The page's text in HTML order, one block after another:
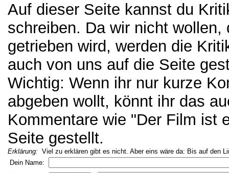
Auf dieser Seite kannst du
schreiben. Da wir nicht
getrieben wird, werden die
auch von uns auf die Seite
Wichtig: Wenn ihr nur kurze
abgeben wollt, könnt ihr das
Kommentare wie "Der Film ist
Seite gestellt.
Erklärung: Viel zu erklären gibt es nicht. Aber eins wäre da: Bis auf den
Dein Name: